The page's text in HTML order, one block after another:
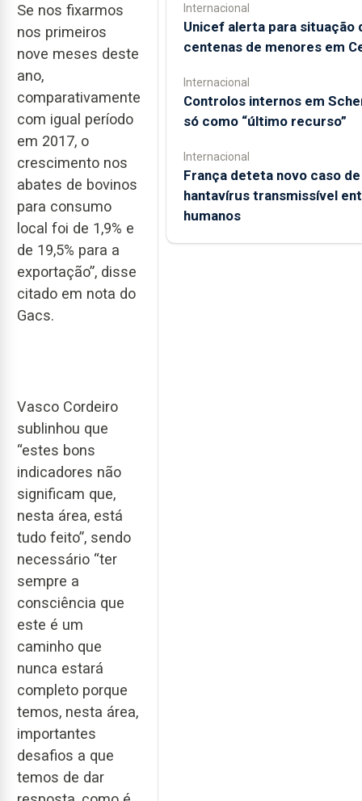
Se nos fixarmos
nos primeiros
nove meses deste
ano,
comparativamente
com igual período
em 2017, o
crescimento nos
abates de bovinos
para consumo
local foi de 1,9% e
de 19,5% para a
exportação”, disse
citado em nota do
Gacs.
Vasco Cordeiro
sublinhou que
“estes bons
indicadores não
significam que,
nesta área, está
tudo feito”, sendo
necessário “ter
sempre a
consciência que
este é um
caminho que
nunca estará
completo porque
temos, nesta área,
importantes
desafios a que
temos de dar
Internacional
Unicef alerta para situação
centenas de menores em
Internacional
Controlos internos em
só como “último recurso”
Internacional
França deteta novo caso de
hantavírus transmissível
humanos